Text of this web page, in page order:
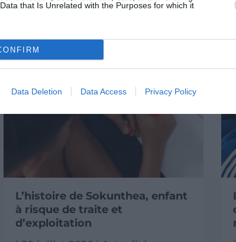
that Is Unrelated with the Purposes for which it
Data Deletion Data Access Privacy Policy
La traite des êtres humains : de
quoi parle-t-on ? Risques et
méthodes d’enrôlement